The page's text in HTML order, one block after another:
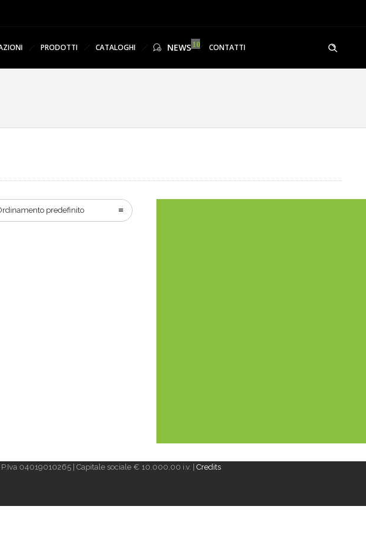
PRODOTTI CATALOGHI NEWS CONTATTI
predefinito
04019010265 | Capitale sociale € 10.000,00 i.v. | Credits